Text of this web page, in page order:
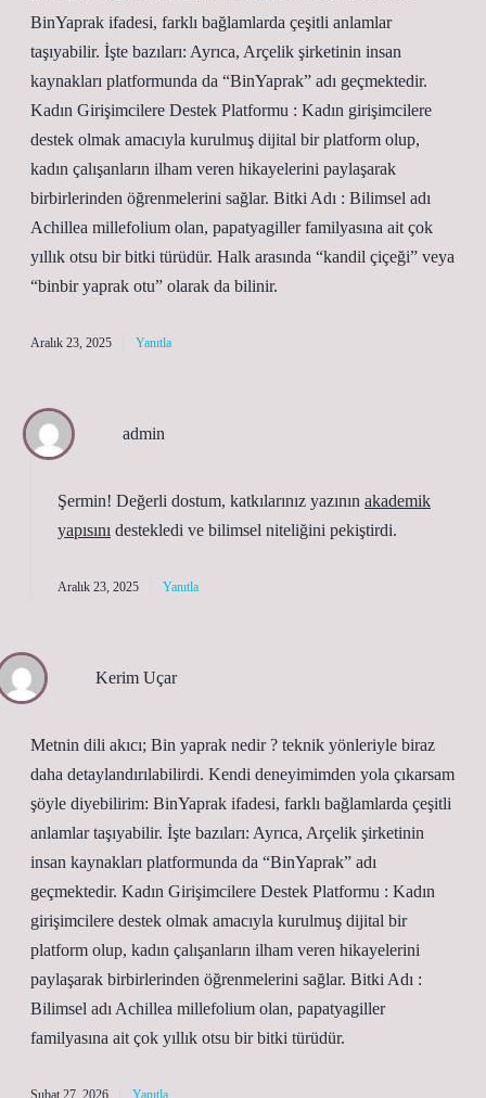
BinYaprak ifadesi, farklı bağlamlarda çeşitli anlamlar
taşıyabilir. İşte bazıları: Ayrıca, Arçelik şirketinin insan
kaynakları platformunda da “BinYaprak” adı geçmektedir.
Kadın Girişimcilere Destek Platformu : Kadın girişimcilere
destek olmak amacıyla kurulmuş dijital bir platform olup,
kadın çalışanların ilham veren hikayelerini paylaşarak
birbirlerinden öğrenmelerini sağlar. Bitki Adı : Bilimsel adı
Achillea millefolium olan, papatyagiller familyasına ait çok
yıllık otsu bir bitki türüdür. Halk arasında “kandil çiçeği” veya
“binbir yaprak otu” olarak da bilinir.
Aralık 23, 2025 Yanıtla
admin
Şermin! Değerli dostum, katkılarınız yazının akademik
yapısını destekledi ve bilimsel niteliğini pekiştirdi.
Aralık 23, 2025 Yanıtla
Kerim Uçar
Metnin dili akıcı; Bin yaprak nedir ? teknik yönleriyle biraz
daha detaylandırılabilirdi. Kendi deneyimimden yola çıkarsam
şöyle diyebilirim: BinYaprak ifadesi, farklı bağlamlarda çeşitli
anlamlar taşıyabilir. İşte bazıları: Ayrıca, Arçelik şirketinin
insan kaynakları platformunda da “BinYaprak” adı
geçmektedir. Kadın Girişimcilere Destek Platformu : Kadın
girişimcilere destek olmak amacıyla kurulmuş dijital bir
platform olup, kadın çalışanların ilham veren hikayelerini
paylaşarak birbirlerinden öğrenmelerini sağlar. Bitki Adı :
Bilimsel adı Achillea millefolium olan, papatyagiller
familyasına ait çok yıllık otsu bir bitki türüdür.
Şubat 27, 2026 Yanıtla